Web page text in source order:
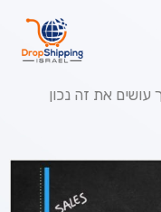
עושים את זה נכון